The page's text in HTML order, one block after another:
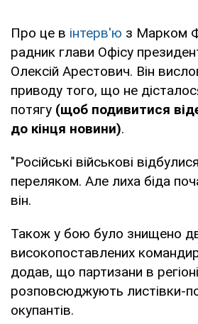
Про це в інтерв'ю з Марком
радник глави Офісу
Олексій Арестович. Він
приводу того, що не
потягу (щоб подивитися
до кінця новини).
"Російські військові
переляком. Але лиха біда
він.
Також у бою було знищено
високопоставлених
додав, що партизани в регіоні
розповсюджують листівки-
окупантів.